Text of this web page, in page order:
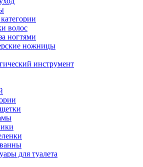
волос
ногтями
ножницы
инструмент
для туалета